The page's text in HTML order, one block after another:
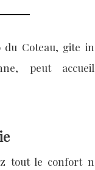
du Coteau, gite
peut
tout le confort